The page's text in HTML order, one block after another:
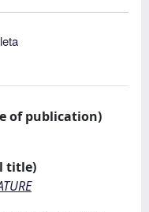
of publication)
title)